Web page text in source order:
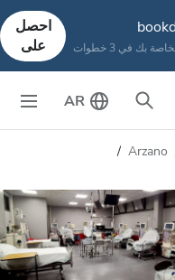
في 3 خطوات
احصل
على
AR
Arzano